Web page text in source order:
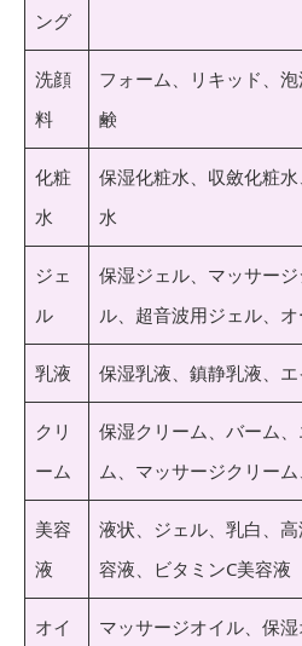
ング
洗顔
料
フォーム、リキッド、
鹸
化粧
水
保湿化粧水、収斂化粧
水
ジェ
ル
保湿ジェル、マッサー
ル、超音波用ジェル、
乳液 保湿乳液、鎮静乳液、
クリ
ーム
保湿クリーム、バーム
ム、マッサージクリー
美容
液
液状、ジェル、乳白、
容液、ビタミンC美容液
オイ
マッサージオイル、保